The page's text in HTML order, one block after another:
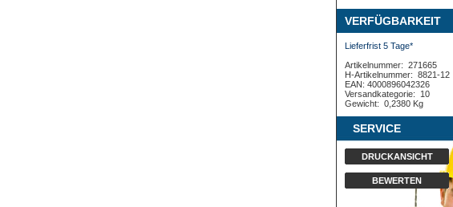
VERFÜGBARKEIT
Lieferfrist 5 Tage*
Artikelnummer: 271665
H-Artikelnummer: 8821-12
EAN: 4000896042326
Versandkategorie:
10
Gewicht: 0,2380 Kg
SERVICE
DRUCKANSICHT
BEWERTEN